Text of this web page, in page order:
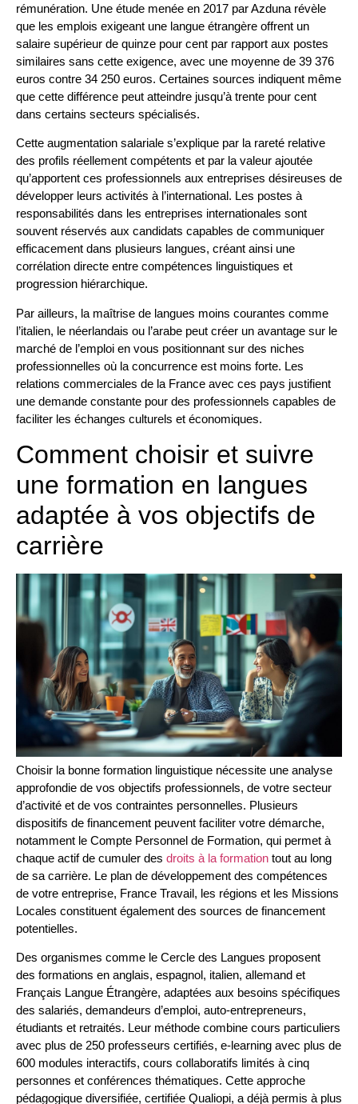
rémunération. Une étude menée en 2017 par Azduna révèle
que les emplois exigeant une langue étrangère offrent un
salaire supérieur de quinze pour cent par rapport aux postes
similaires sans cette exigence, avec une moyenne de 39 376
euros contre 34 250 euros. Certaines sources indiquent même
que cette différence peut atteindre jusqu’à trente pour cent
dans certains secteurs spécialisés.
Cette augmentation salariale s’explique par la rareté relative
des profils réellement compétents et par la valeur ajoutée
qu’apportent ces professionnels aux entreprises désireuses de
développer leurs activités à l’international. Les postes à
responsabilités dans les entreprises internationales sont
souvent réservés aux candidats capables de communiquer
efficacement dans plusieurs langues, créant ainsi une
corrélation directe entre compétences linguistiques et
progression hiérarchique.
Par ailleurs, la maîtrise de langues moins courantes comme
l’italien, le néerlandais ou l’arabe peut créer un avantage sur le
marché de l’emploi en vous positionnant sur des niches
professionnelles où la concurrence est moins forte. Les
relations commerciales de la France avec ces pays justifient
une demande constante pour des professionnels capables de
faciliter les échanges culturels et économiques.
Comment choisir et suivre
une formation en langues
adaptée à vos objectifs de
carrière
Choisir la bonne formation linguistique nécessite une analyse
approfondie de vos objectifs professionnels, de votre secteur
d’activité et de vos contraintes personnelles. Plusieurs
dispositifs de financement peuvent faciliter votre démarche,
notamment le Compte Personnel de Formation, qui permet à
chaque actif de cumuler des droits à la formation tout au long
de sa carrière. Le plan de développement des compétences
de votre entreprise, France Travail, les régions et les Missions
Locales constituent également des sources de financement
potentielles.
Des organismes comme le Cercle des Langues proposent
des formations en anglais, espagnol, italien, allemand et
Français Langue Étrangère, adaptées aux besoins spécifiques
des salariés, demandeurs d’emploi, auto-entrepreneurs,
étudiants et retraités. Leur méthode combine cours particuliers
avec plus de 250 professeurs certifiés, e-learning avec plus de
600 modules interactifs, cours collaboratifs limités à cinq
personnes et conférences thématiques. Cette approche
pédagogique diversifiée, certifiée Qualiopi, a déjà permis à plus